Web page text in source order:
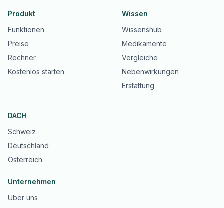
Produkt
Funktionen
Preise
Rechner
Kostenlos starten
Wissen
Wissenshub
Medikamente
Vergleiche
Nebenwirkungen
Erstattung
DACH
Schweiz
Deutschland
Österreich
Unternehmen
Über uns